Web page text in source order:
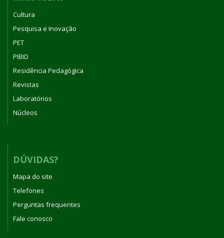
Cultura
Pesquisa e Inovação
PET
PIBID
Residência Pedagógica
Revistas
Laboratórios
Núcleos
DÚVIDAS?
Mapa do site
Telefones
Perguntas frequentes
Fale conosco